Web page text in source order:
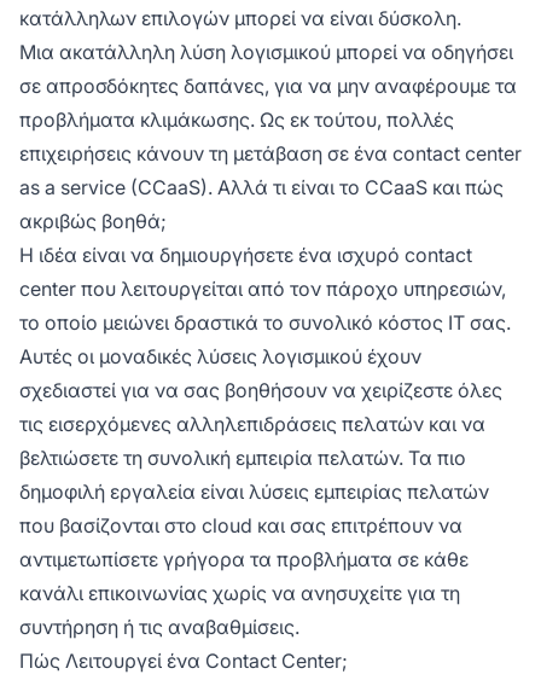
πελατών.
κατάλληλων επιλογών μπορεί να είναι δύσκολη.
Μια ακατάλληλη λύση λογισμικού μπορεί να οδηγήσει
σε απροσδόκητες δαπάνες, για να μην αναφέρουμε τα
προβλήματα κλιμάκωσης. Ως εκ τούτου, πολλές
επιχειρήσεις κάνουν τη μετάβαση σε ένα contact center
as a service (CCaaS). Αλλά τι είναι το CCaaS και πώς
ακριβώς βοηθά;
Η ιδέα είναι να δημιουργήσετε ένα ισχυρό contact
center που λειτουργείται από τον πάροχο υπηρεσιών,
το οποίο μειώνει δραστικά το συνολικό κόστος IT σας.
Αυτές οι μοναδικές λύσεις λογισμικού έχουν
σχεδιαστεί για να σας βοηθήσουν να χειρίζεστε όλες
τις εισερχόμενες αλληλεπιδράσεις πελατών και να
βελτιώσετε τη συνολική εμπειρία πελατών. Τα πιο
δημοφιλή εργαλεία είναι λύσεις εμπειρίας πελατών
που βασίζονται στο cloud και σας επιτρέπουν να
αντιμετωπίσετε γρήγορα τα προβλήματα σε κάθε
κανάλι επικοινωνίας χωρίς να ανησυχείτε για τη
συντήρηση ή τις αναβαθμίσεις.
Πώς Λειτουργεί ένα Contact Center;